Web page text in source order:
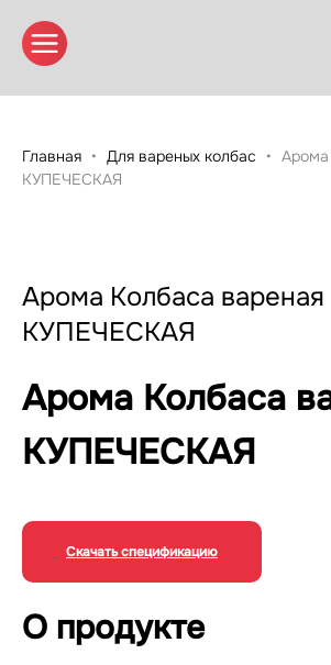
Главная Для вареных колбас
Арома
КУПЕЧЕСКАЯ
Арома Колбаса вареная
КУПЕЧЕСКАЯ
Арома Колбаса
КУПЕЧЕСКАЯ
Скачать спецификацию
О продукте